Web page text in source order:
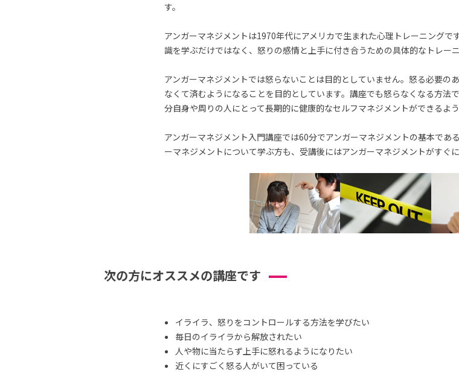
す。
アンガーマネジメントは1970年代にアメリカで生まれた心理トレーニング
識を学ぶだけではなく、怒りの感情と上手に付き合うための具体的なトレー
アンガーマネジメントでは怒らないことは目的としていません。怒る必要の
なくて済むようになることを目的としています。講座でも怒らなくなる方法
分自身や周りの人にとって長期的に健康的なセルフマネジメントができるよ
アンガーマネジメント入門講座では60分でアンガーマネジメントの基本であ
ーマネジメントについて学ぶ方も、受講後にはアンガーマネジメントがすぐ
次の方にオススメの講座です
イライラ、怒りをコントロールする方法を学びたい
毎日のイライラから解放されたい
人や物に当たらず上手に怒れるようになりたい
近くにすごく怒る人がいて困っている